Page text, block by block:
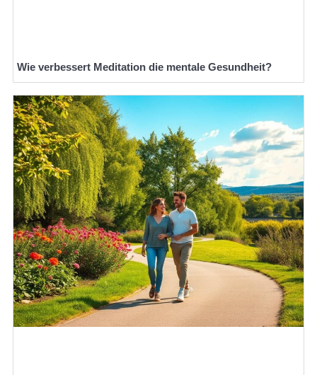
Wie verbessert Meditation die mentale Gesundheit?